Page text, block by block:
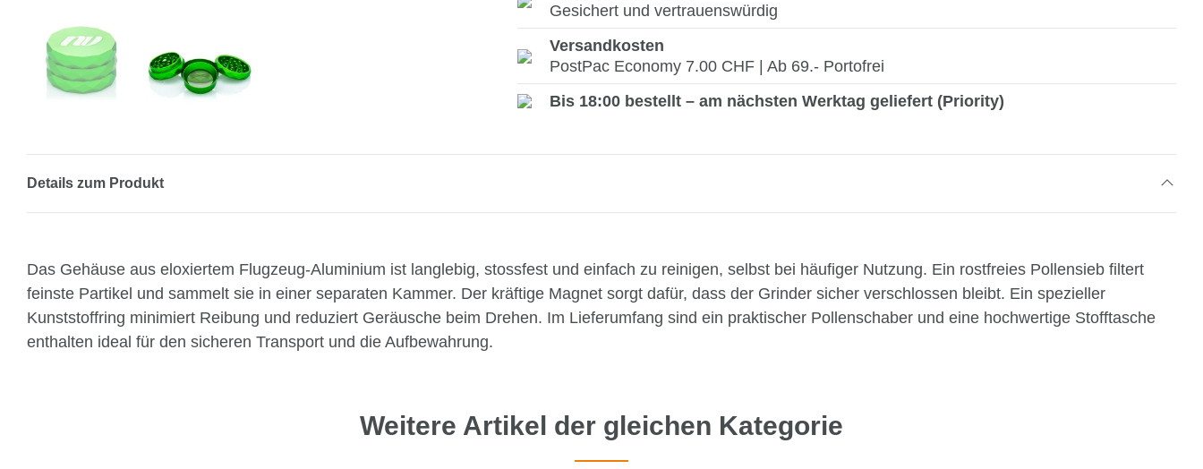
Gesichert und vertrauenswürdig
Versandkosten
PostPac Economy 7.00 CHF | Ab 69.- Portofrei
Bis 18:00 bestellt – am nächsten Werktag geliefert (Priority)
Details zum Produkt
Das Gehäuse aus eloxiertem Flugzeug-Aluminium ist langlebig, stossfest und einfach zu reinigen, selbst bei häufiger Nutzung. Ein rostfreies Pollensieb filtert
feinste Partikel und sammelt sie in einer separaten Kammer. Der kräftige Magnet sorgt dafür, dass der Grinder sicher verschlossen bleibt. Ein spezieller
Kunststoffring minimiert Reibung und reduziert Geräusche beim Drehen. Im Lieferumfang sind ein praktischer Pollenschaber und eine hochwertige Stofftasche
enthalten ideal für den sicheren Transport und die Aufbewahrung.
Weitere Artikel der gleichen Kategorie